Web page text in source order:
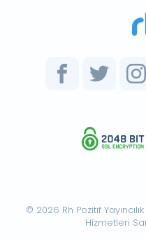
© 2026 Rh Pozitif
Hizmetleri